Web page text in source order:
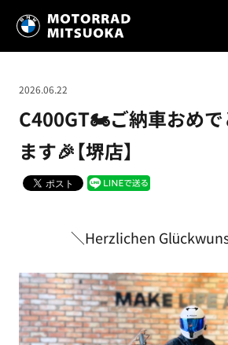
C400GT🏍ご納車おめで
ます🎉【堺店】
2026.06.22
＼Herzlichen